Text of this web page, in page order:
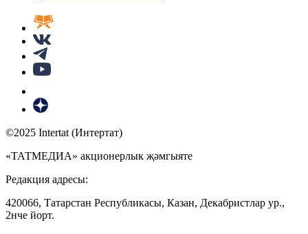
©2025 Intertat (Интертат)
«ТАТМЕДИА» акционерлык җәмгыяте
Редакция адресы:
420066, Татарстан Республикасы, Казан, Декабристлар ур.,
2нче йорт.